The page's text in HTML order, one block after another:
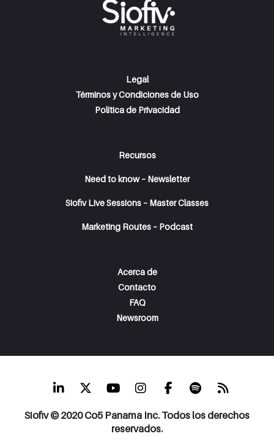
Legal
Términos y Condiciones de Uso
Política de Privacidad
Recursos
Need to know – Newsletter
Siofiv Live Sessions – Master Classes
Marketing Routes – Podcast
Acerca de
Contacto
FAQ
Newsroom
Siofiv © 2020 Co5 Panama Inc. Todos los derechos
reservados.